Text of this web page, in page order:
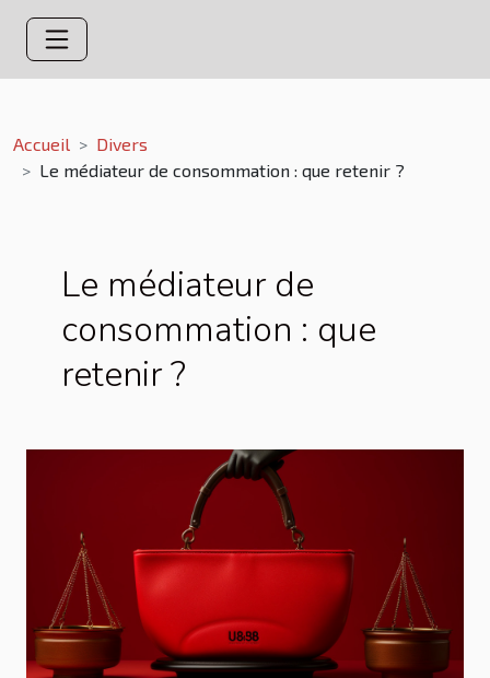
Accueil
Divers
Le médiateur de consommation : que retenir ?
Le médiateur de
consommation : que
retenir ?